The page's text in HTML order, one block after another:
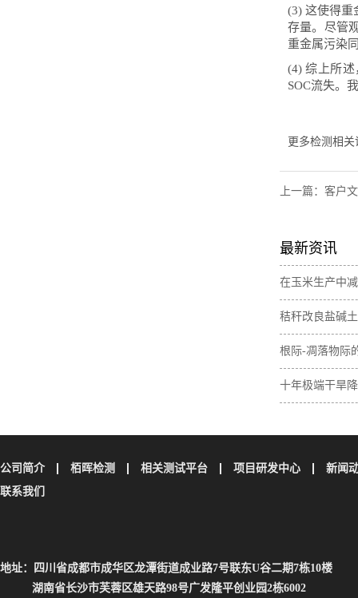
(3) 这使得重
存量。尽管
重金属污染
(4) 综上所
SOC流失。
更多检测相
上一篇： 客户
最新资讯
在玉米生产中
肥间作增加土
素含量
秸秆改良盐碱
与无机碳损失
根际-凋落物际
壤碳取决于植
十年极端干旱
公司简介 栢晖检测 相关测试平台 项目研发中心
新闻
联系我们
地址：四川省成都市成华区龙潭街道成业路7号联东U谷二期7栋10楼
湖南省长沙市芙蓉区雄天路98号广发隆平创业园2栋6002